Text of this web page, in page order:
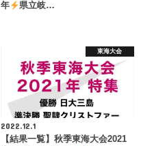
年
県立岐…
東海大会
2022.12.1
【結果一覧】秋季東海大会2021